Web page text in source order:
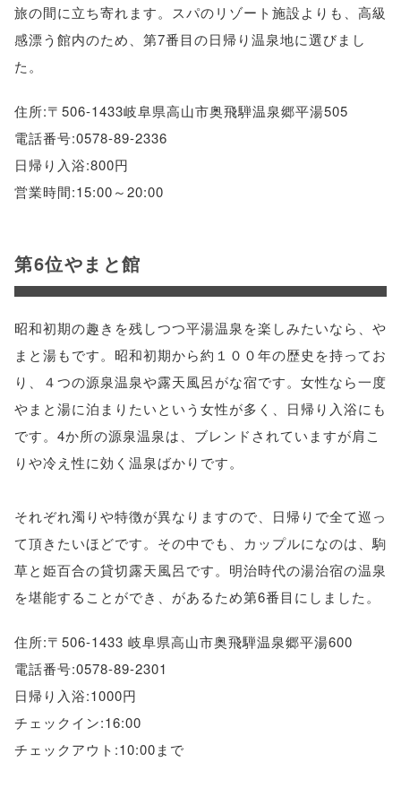
旅の間に立ち寄れます。スパのリゾート施設よりも、高級
感漂う館内のため、第7番目の日帰り温泉地に選びまし
た。
住所:〒506-1433岐阜県高山市奥飛騨温泉郷平湯505
電話番号:0578-89-2336
日帰り入浴:800円
営業時間:15:00～20:00
第6位やまと館
昭和初期の趣きを残しつつ平湯温泉を楽しみたいなら、や
まと湯もです。昭和初期から約１００年の歴史を持ってお
り、４つの源泉温泉や露天風呂がな宿です。女性なら一度
やまと湯に泊まりたいという女性が多く、日帰り入浴にも
です。4か所の源泉温泉は、ブレンドされていますが肩こ
りや冷え性に効く温泉ばかりです。
それぞれ濁りや特徴が異なりますので、日帰りで全て巡っ
て頂きたいほどです。その中でも、カップルになのは、駒
草と姫百合の貸切露天風呂です。明治時代の湯治宿の温泉
を堪能することができ、があるため第6番目にしました。
住所:〒506-1433 岐阜県高山市奥飛騨温泉郷平湯600
電話番号:0578-89-2301
日帰り入浴:1000円
チェックイン:16:00
チェックアウト:10:00まで